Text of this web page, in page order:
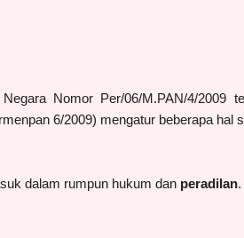
Nomor Per/06/M.PAN/4/2009
6/2009) mengatur beberapa hal
dalam rumpun hukum dan peradilan.